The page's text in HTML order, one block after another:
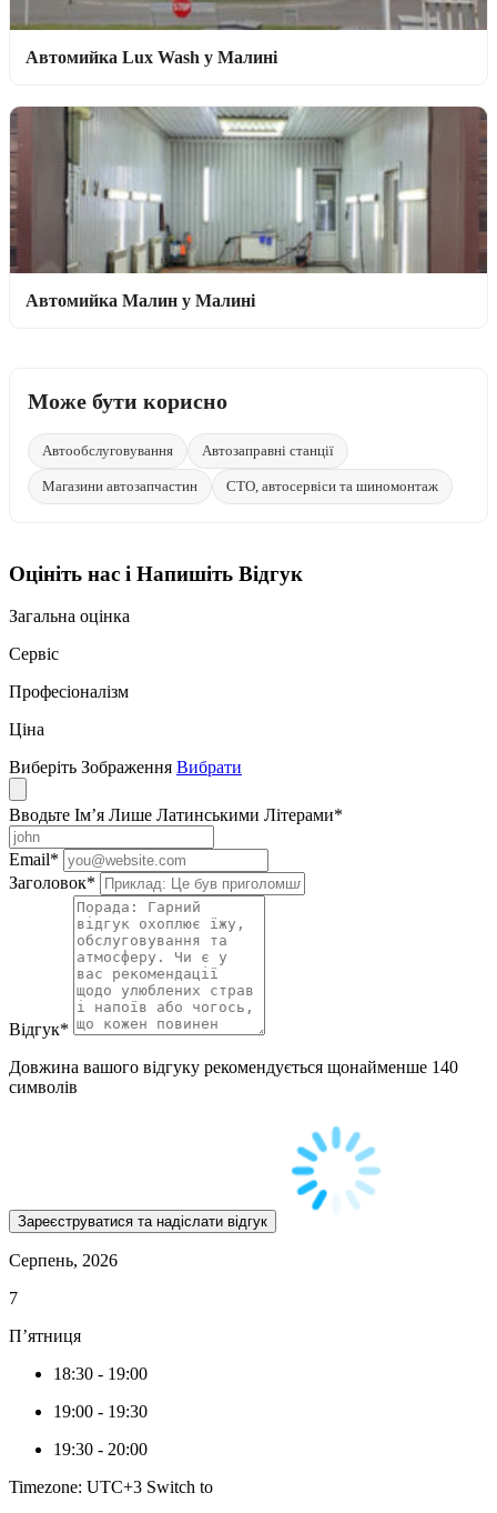
Автомийка Lux Wash у Малині
Автомийка Малин у Малині
Може бути корисно
Автообслуговування Автозаправні станції
Магазини автозапчастин СТО, автосервіси та шиномонтаж
Оцініть нас і Напишіть Відгук
Загальна оцінка
Сервіс
Професіоналізм
Ціна
Виберіть Зображення Вибрати
Вводьте Ім’я Лише Латинськими Літерами*
Email*
Заголовок*
Відгук*
Довжина вашого відгуку рекомендується щонайменше 140
символів
Серпень, 2026
7
П’ятниця
18:30 - 19:00
19:00 - 19:30
19:30 - 20:00
Timezone: UTC+3 Switch to